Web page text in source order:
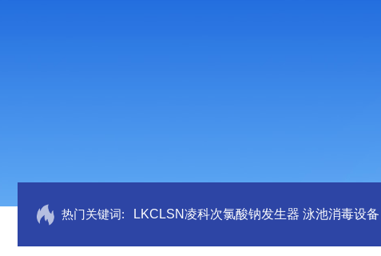
热门关键词: LKCLSN凌科次氯酸钠发生器 泳池消毒设